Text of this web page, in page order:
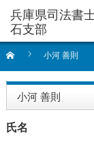
小河 善則
小河 善則
氏名